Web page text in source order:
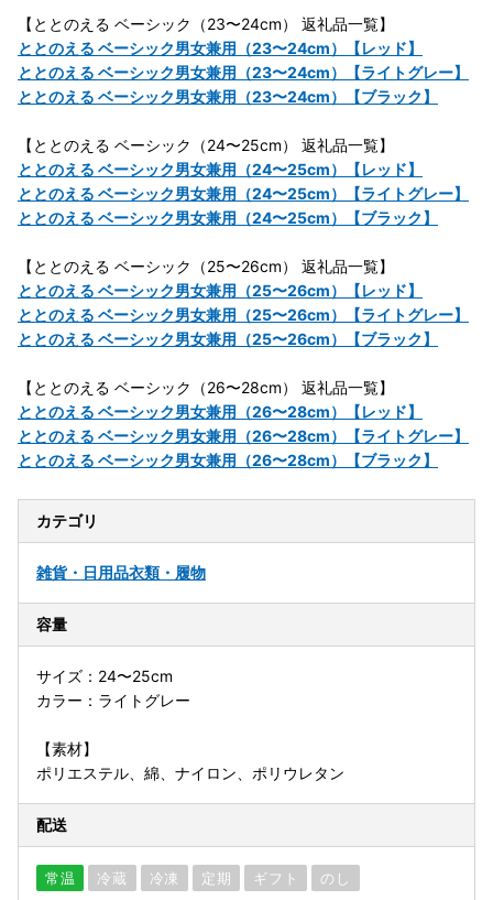
【ととのえる ベーシック（23〜24cm） 返礼品一覧】
ととのえる ベーシック男女兼用（23〜24cm）【レッド】
ととのえる ベーシック男女兼用（23〜24cm）【ライトグレー】
ととのえる ベーシック男女兼用（23〜24cm）【ブラック】
【ととのえる ベーシック（24〜25cm） 返礼品一覧】
ととのえる ベーシック男女兼用（24〜25cm）【レッド】
ととのえる ベーシック男女兼用（24〜25cm）【ライトグレー】
ととのえる ベーシック男女兼用（24〜25cm）【ブラック】
【ととのえる ベーシック（25〜26cm） 返礼品一覧】
ととのえる ベーシック男女兼用（25〜26cm）【レッド】
ととのえる ベーシック男女兼用（25〜26cm）【ライトグレー】
ととのえる ベーシック男女兼用（25〜26cm）【ブラック】
【ととのえる ベーシック（26〜28cm） 返礼品一覧】
ととのえる ベーシック男女兼用（26〜28cm）【レッド】
ととのえる ベーシック男女兼用（26〜28cm）【ライトグレー】
ととのえる ベーシック男女兼用（26〜28cm）【ブラック】
カテゴリ
雑貨・日用品衣類・履物
容量
サイズ：24〜25cm
カラー：ライトグレー
【素材】
ポリエステル、綿、ナイロン、ポリウレタン
配送
常温 冷蔵 冷凍 定期 ギフト のし